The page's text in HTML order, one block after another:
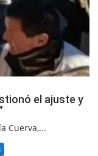
el ajuste y
Cuerva,...